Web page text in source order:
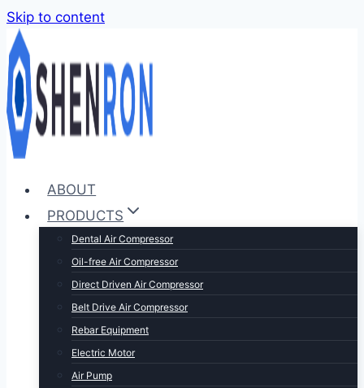
Skip to content
ABOUT
PRODUCTS
Dental Air Compressor
Oil-free Air Compressor
Direct Driven Air Compressor
Belt Drive Air Compressor
Rebar Equipment
Electric Motor
Air Pump